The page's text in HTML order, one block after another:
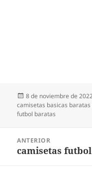
Publicado
el
8 de noviembre de
camisetas basicas baratas
futbol baratas
entradas
ANTERIOR
Entrada
camisetas